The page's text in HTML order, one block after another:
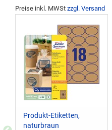
Preise inkl. MWSt zzgl. Versand
Produkt-Etiketten,
naturbraun